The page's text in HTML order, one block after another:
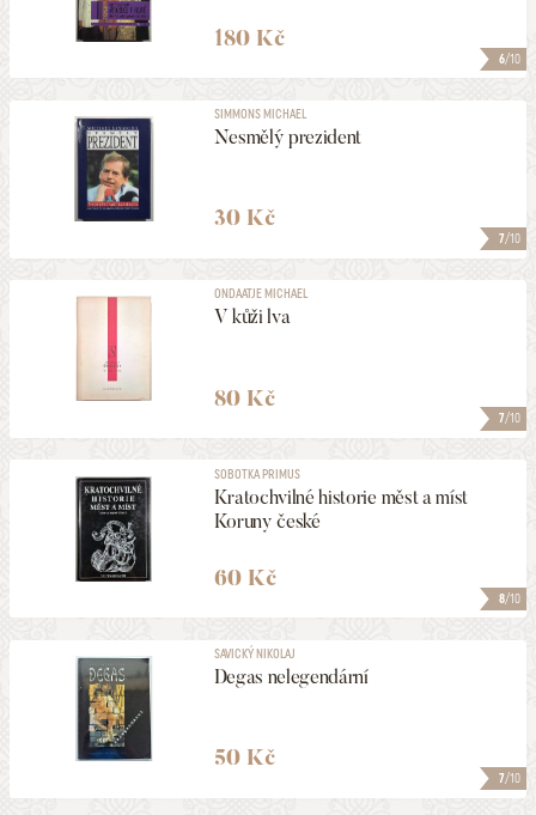
6/10
180 Kč
7/10
SIMMONS MICHAEL
Nesmělý prezident
30 Kč
7/10
ONDAATJE MICHAEL
V kůži lva
80 Kč
8/10
SOBOTKA PRIMUS
Kratochvilné historie měst a míst
Koruny české
60 Kč
7/10
SAVICKÝ NIKOLAJ
Degas nelegendární
50 Kč